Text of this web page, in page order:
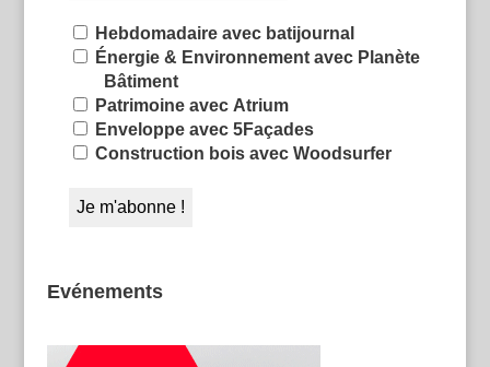
Hebdomadaire avec batijournal
Énergie & Environnement avec Planète
Bâtiment
Patrimoine avec Atrium
Enveloppe avec 5Façades
Construction bois avec Woodsurfer
Evénements